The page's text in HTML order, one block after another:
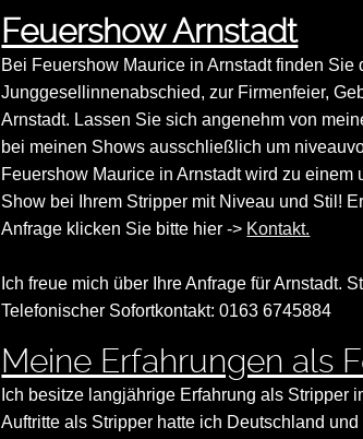
Feuershow Arnstadt
Bei Feuershow Maurice in Arnstadt finden
Junggesellinnenabschied, zur Firmenfeier,
Arnstadt. Lassen Sie sich angenehm von
bei meinen Shows ausschließlich um
Feuershow Maurice in Arnstadt wird zu
Show bei Ihrem Stripper mit Niveau und Stil!
Anfrage klicken Sie bitte hier -> Kontakt.
Ich freue mich über Ihre Anfrage für Arnstadt.
Telefonischer Sofortkontakt: 0163 6745884
Meine Erfahrungen als
Ich besitze langjährige Erfahrung als Stripper
Auftritte als Stripper hatte ich Deutschland